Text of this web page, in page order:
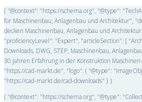
{ "@context": "https://schema.org", "@type":
für Maschinenbau, Anlagenbau und Architektur",
decken Maschinenbau, Anlagenbau und
"proficiencyLevel": "Expert", "articleSection": [
Downloads, DWG, STEP, Maschinenbau,
30 Jahren Erfahrung in der Konstruktion
"https://cad-markt.de", "logo": { "@type":
"https://cad-markt.de/cad-downloads" } }
{ "@context": "https://schema.org", "@type":